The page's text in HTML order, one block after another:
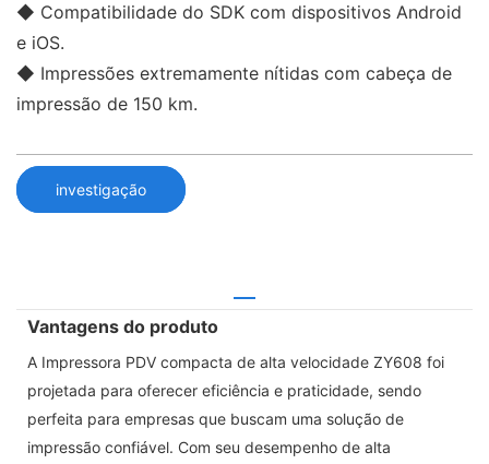
◆ Compatibilidade do SDK com dispositivos Android
e iOS.
◆ Impressões extremamente nítidas com cabeça de
impressão de 150 km.
investigação
Vantagens do produto
A Impressora PDV compacta de alta velocidade ZY608 foi
projetada para oferecer eficiência e praticidade, sendo
perfeita para empresas que buscam uma solução de
impressão confiável. Com seu desempenho de alta